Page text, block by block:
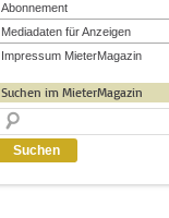
Abonnement
Mediadaten für Anzeigen
Impressum MieterMagazin
Suchen im MieterMagazin